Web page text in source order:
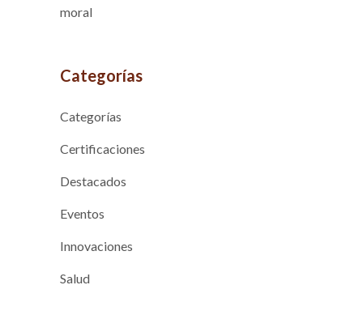
moral
Categorías
Categorías
Certificaciones
Destacados
Eventos
Innovaciones
Salud